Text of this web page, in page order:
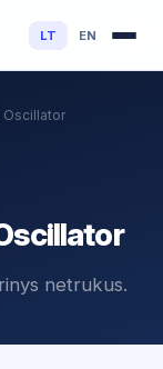
LT EN
Oscillator
netrukus.